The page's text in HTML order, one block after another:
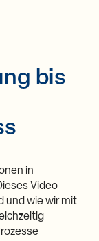
bis
in
Video
und wie wir mit